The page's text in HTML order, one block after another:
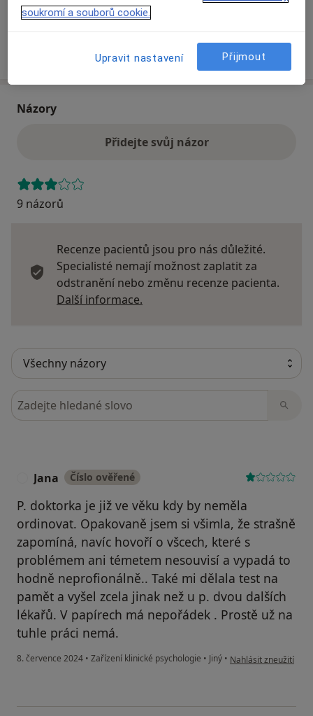
Detaily
o adrese
Názory
Přidejte svůj názor
9 názorů
Recenze pacientů jsou pro nás důležité.
Specialisté nemají možnost zaplatit za
odstranění nebo změnu recenze pacienta.
Další informace.
Hledejte v názorech
Jana Číslo ověřené
P. doktorka je již ve věku kdy by neměla
ordinovat. Opakovaně jsem si všimla, že strašně
zapomíná, navíc hovoří o všcech, které s
problémem ani témetem nesouvisí a vypadá to
hodně neprofionálně.. Také mi dělala test na
pamět a vyšel zcela jinak než u p. dvou dalších
lékařů. V papírech má nepořádek . Prostě už na
tuhle práci nemá.
8. července 2024 • Zařízení klinické psychologie • Jiný • podle názoru
Nahlásit zneužití
soukromí a souborů cookie.
Upravit nastavení Přijmout